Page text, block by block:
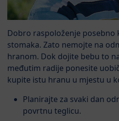
Dobro raspoloženje posebno
stomaka. Zato nemojte na
hranom. Dok dojite bebu to
međutim radije ponesite
kupite istu hranu u mjestu u
Planirajte za svaki dan
povrtnu teglicu.